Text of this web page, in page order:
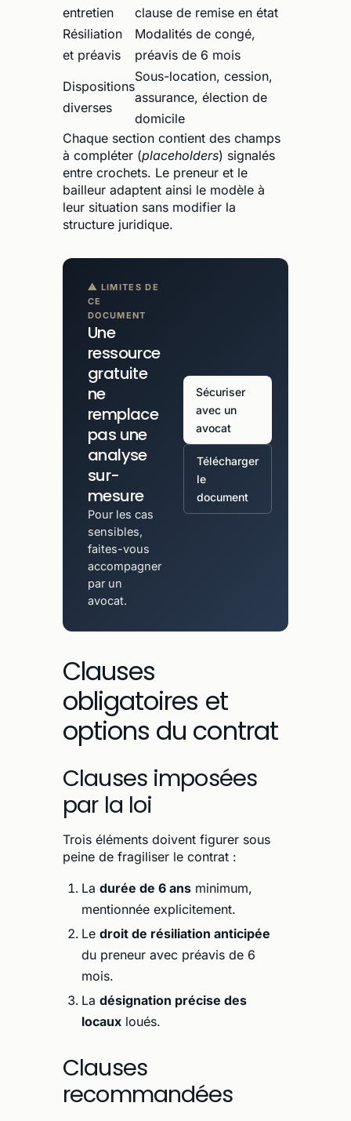
entretien
clause de remise en état
Résiliation
et préavis
Modalités de congé,
préavis de 6 mois
Dispositions
diverses
Sous-location, cession,
assurance, élection de
domicile
Chaque section contient des champs
à compléter (placeholders) signalés
entre crochets. Le preneur et le
bailleur adaptent ainsi le modèle à
leur situation sans modifier la
structure juridique.
⚠ LIMITES DE
CE
DOCUMENT
Une
ressource
gratuite
ne
remplace
pas une
analyse
sur-
mesure
Pour les cas
sensibles,
faites-vous
accompagner
par un
avocat.
Sécuriser
avec un
avocat
Télécharger
le
document
Clauses
obligatoires et
options du contrat
Clauses imposées
par la loi
Trois éléments doivent figurer sous
peine de fragiliser le contrat :
La durée de 6 ans minimum,
mentionnée explicitement.
Le droit de résiliation anticipée
du preneur avec préavis de 6
mois.
La désignation précise des
locaux loués.
Clauses
recommandées